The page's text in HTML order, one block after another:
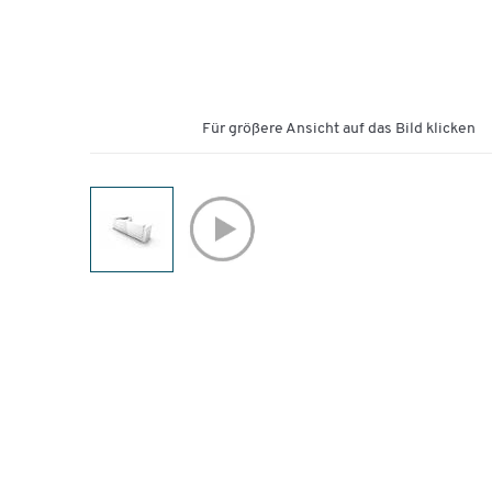
Für größere Ansicht auf das Bild klicken